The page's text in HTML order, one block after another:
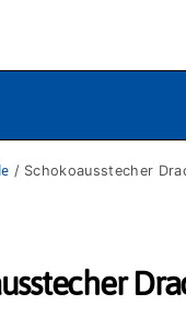
/ Schokoausstecher